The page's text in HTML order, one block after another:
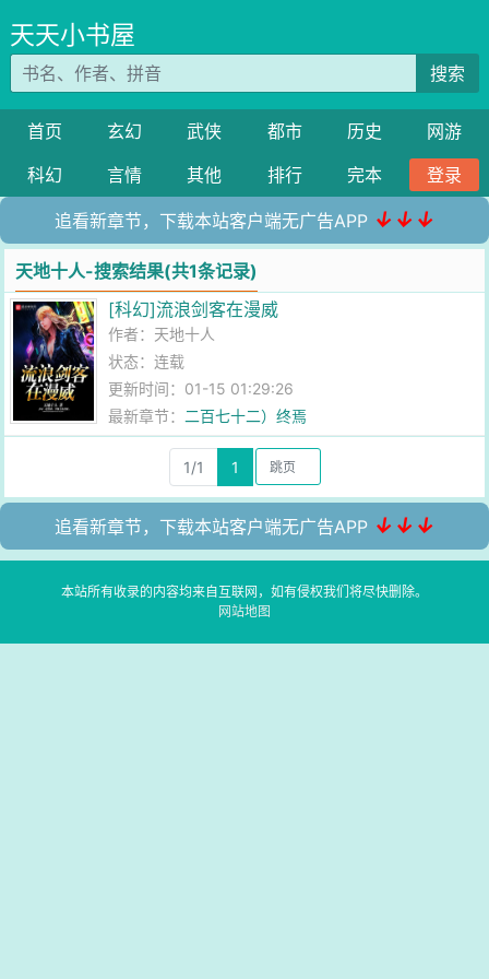
天天小书屋
搜索
首页 玄幻 武侠 都市 历史
网游
科幻
言情 其他 排行 完本 登录
追看新章节，下载本站客户端无广告APP ↓↓↓
天地十人-搜索结果(共1条记录)
[科幻]流浪剑客在漫威
作者： 天地十人
状态：连载
更新时间：01-15 01:29:26
最新章节： 二百七十二）终焉
1/1 1
追看新章节，下载本站客户端无广告APP ↓↓↓
本站所有收录的内容均来自互联网，如有侵权我们将尽快删除。
网站地图